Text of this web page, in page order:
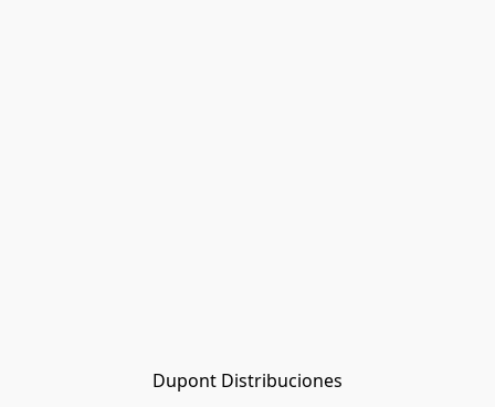
Dupont Distribuciones